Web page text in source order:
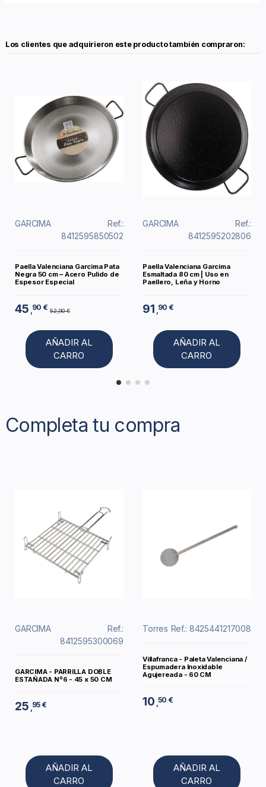
Los clientes que adquirieron este producto también compraron:
GARCIMA
Ref.:
8412595850502
Paella Valenciana Garcima Pata
Negra 50 cm – Acero Pulido de
Espesor Especial
45 ,90 € 52,90 €
AÑADIR AL
CARRO
GARCIMA
Ref.:
8412595202806
Paella Valenciana Garcima
Esmaltada 80 cm | Uso en
Paellero, Leña y Horno
91 ,90 €
AÑADIR AL
CARRO
Completa tu compra
GARCIMA
Ref.:
8412595300069
GARCIMA - PARRILLA DOBLE
ESTAÑADA Nº6 - 45 x 50 CM
25 95 €
AÑADIR AL
CARRO
Torres Ref.: 8425441217008
Villafranca - Paleta Valenciana /
Espumadera Inoxidable
Agujereada - 60 CM
10 ,50 €
AÑADIR AL
CARRO